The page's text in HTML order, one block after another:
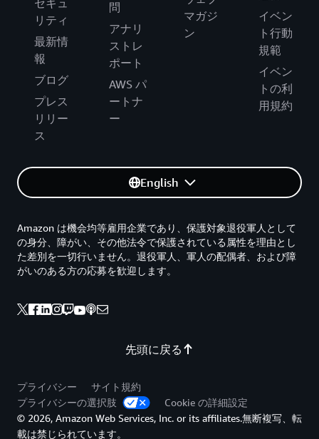
セキュ
リティ
最新情
報
ブログ
プレス
リリー
ス
問
アナリ
ストレ
ポート
AWS パ
ートナ
ー
マガジ
ン
イベン
ト行動
規範
イベン
トの利
用規約
English
先頭に戻る
Amazon は機会均等雇用企業であり、保護対象退役軍人として
の身分、障がい、その他法令で保護されている属性を理由とし
た差別を一切行いません。退役軍人、軍人の配偶者、および障
がいのある方の応募を歓迎します。
プライバシー
サイト規約
プライバシーの選択肢
Cookie の詳細設定
© 2026, Amazon Web Services, Inc. or its affiliates.無断複写、転
載は禁じられています。